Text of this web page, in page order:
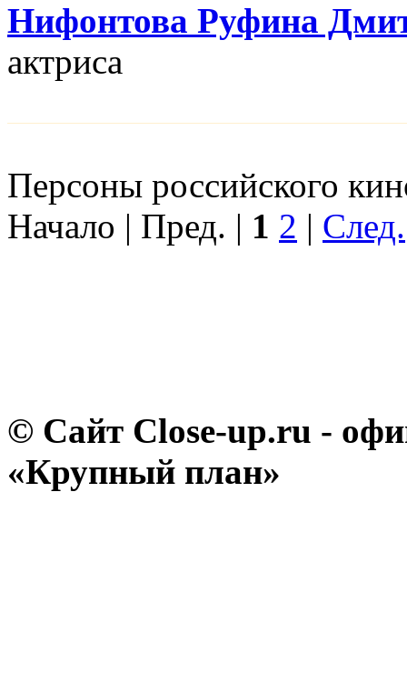
Нифонтова Руфина
актриса
Персоны российского
Начало | Пред. | 1 2 | След.
© Сайт Close-up.ru -
«Крупный план»